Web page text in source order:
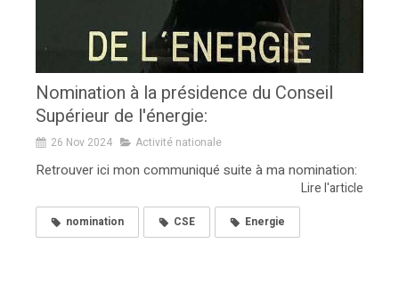
Nomination à la présidence du Conseil
Supérieur de l'énergie:
26 Nov 2024 Activité nationale
Retrouver ici mon communiqué suite à ma nomination:
Lire l'article
nomination CSE Energie